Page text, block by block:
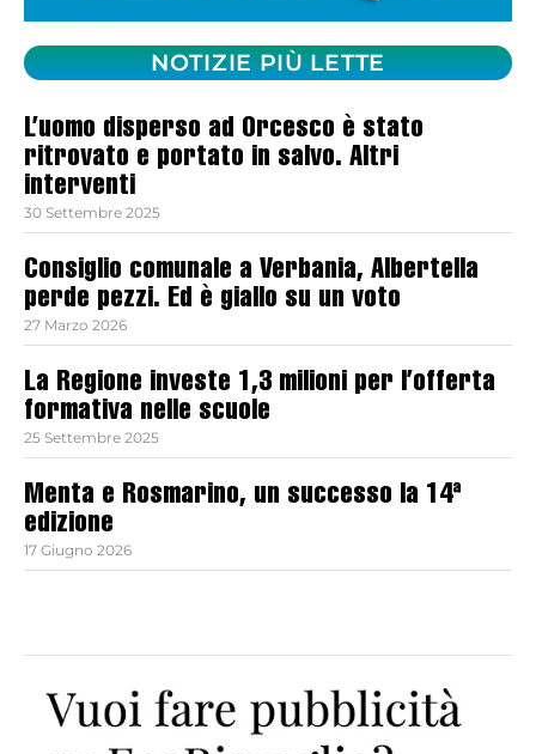
NOTIZIE PIÙ LETTE
L’uomo disperso ad Orcesco è stato
ritrovato e portato in salvo. Altri
interventi
30 Settembre 2025
Consiglio comunale a Verbania, Albertella
perde pezzi. Ed è giallo su un voto
27 Marzo 2026
La Regione investe 1,3 milioni per l’offerta
formativa nelle scuole
25 Settembre 2025
Menta e Rosmarino, un successo la 14ª
edizione
17 Giugno 2026